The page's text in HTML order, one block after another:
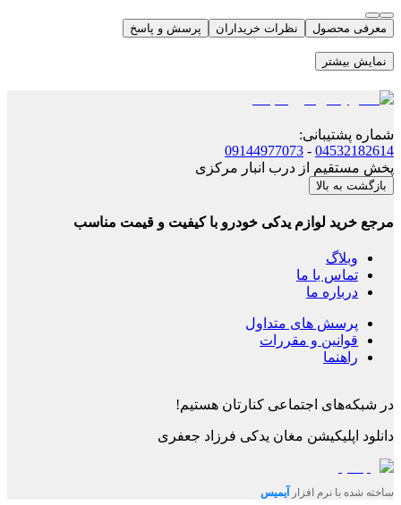
معرفی محصول نظرات خریداران پرسش و پاسخ
نمایش بیشتر
شماره پشتیبانی:
04532182614
-
09144977073
پخش مستقیم از درب انبار مرکزی
بازگشت به بالا
مرجع خرید لوازم یدکی خودرو با کیفیت و قیمت مناسب
وبلاگ
تماس با ما
درباره ما
پرسش های متداول
قوانین و مقررات
راهنما
در شبکه‌های اجتماعی کنارتان هستیم!
دانلود اپلیکیشن مغان یدکی فرزاد جعفری
ساخته شده با نرم افزار آیمیس